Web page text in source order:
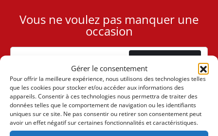
Gérer le consentement
Pour offrir la meilleure expérience, nous utilisons des technologies telles
que les cookies pour stocker et/ou accéder aux informations des
appareils. Consentir à ces technologies nous permettra de traiter des
données telles que le comportement de navigation ou les identifiants
uniques sur ce site. Ne pas consentir ou retirer son consentement peut
avoir un effet négatif sur certaines fonctionnalités et caractéristiques.
User
Cookie
Vous ne voulez pas manquer une
occasion
(+30) 6947901533